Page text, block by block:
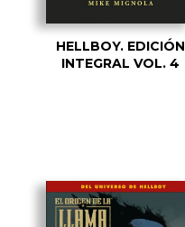
HELLBOY. EDICIÓN
INTEGRAL VOL. 4